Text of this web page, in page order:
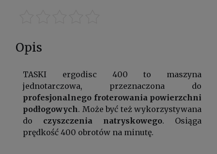
Opis
TASKI ergodisc 400 to maszyna
jednotarczowa, przeznaczona do
profesjonalnego froterowania powierzchni
podłogowych. Może być też wykorzystywana
do czyszczenia natryskowego. Osiąga
prędkość 400 obrotów na minutę.